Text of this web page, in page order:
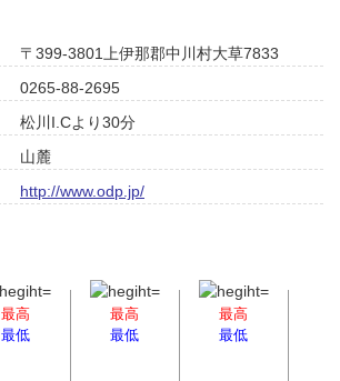
〒399-3801上伊那郡中川村大草7833
0265-88-2695
松川I.Cより30分
山麓
http://www.odp.jp/
最高
最低
最高
最低
最高
最低